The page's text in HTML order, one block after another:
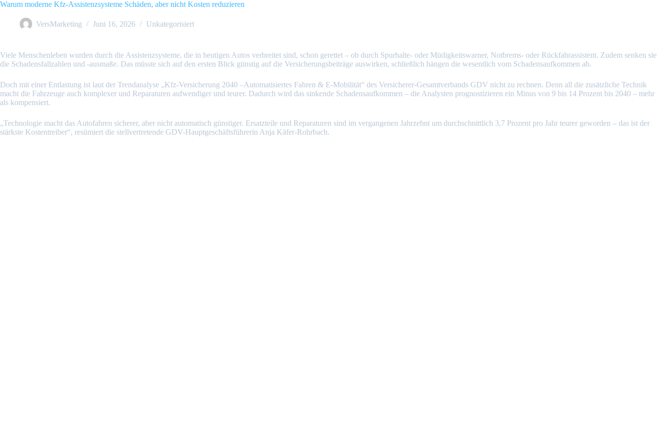
Zum
springen
Warum moderne Kfz-Assistenzsysteme Schäden, aber nicht Kosten reduzieren
VersMarketing Juni 16, 2026 Unkategorisiert
Viele Menschenleben wurden durch die Assistenzsysteme, die in heutigen Autos verbreitet sind, schon gerettet – ob durch Spurhalte- oder Müdigkeitswarner, Notbrems- oder Rückfahrassistent. Zudem senken sie
die Schadensfallzahlen und -ausmaße. Das müsste sich auf den ersten Blick günstig auf die Versicherungsbeiträge auswirken, schließlich hängen die wesentlich vom Schadensaufkommen ab.
Doch mit einer Entlastung ist laut der Trendanalyse „Kfz-Versicherung 2040 –Automatisiertes Fahren & E-Mobilität“ des Versicherer-Gesamtverbands GDV nicht zu rechnen. Denn all die zusätzliche Technik
macht die Fahrzeuge auch komplexer und Reparaturen aufwendiger und teurer. Dadurch wird das sinkende Schadensaufkommen – die Analysten prognostizieren ein Minus von 9 bis 14 Prozent bis 2040 – mehr
als kompensiert.
„Technologie macht das Autofahren sicherer, aber nicht automatisch günstiger. Ersatzteile und Reparaturen sind im vergangenen Jahrzehnt um durchschnittlich 3,7 Prozent pro Jahr teurer geworden – das ist der
stärkste Kostentreiber“, resümiert die stellvertretende GDV-Hauptgeschäftsführerin Anja Käfer-Rohrbach.